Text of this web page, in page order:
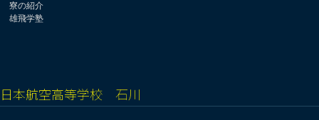
寮の紹介
雄飛学塾
日本航空高等学校 石川